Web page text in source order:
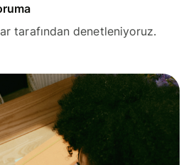
tarafından denetleniyoruz.